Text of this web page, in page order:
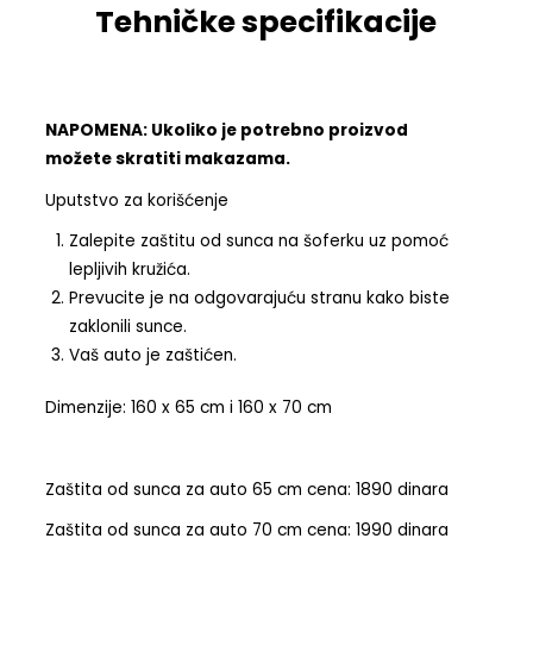
Tehničke specifikacije
NAPOMENA: Ukoliko je potrebno proizvod
možete skratiti makazama.
Uputstvo za korišćenje
Zalepite zaštitu od sunca na šoferku uz pomoć
lepljivih kružića.
Prevucite je na odgovarajuću stranu kako biste
zaklonili sunce.
Vaš auto je zaštićen.
Dimenzije: 160 x 65 cm i 160 x 70 cm
Zaštita od sunca za auto 65 cm cena: 1890 dinara
Zaštita od sunca za auto 70 cm cena: 1990 dinara